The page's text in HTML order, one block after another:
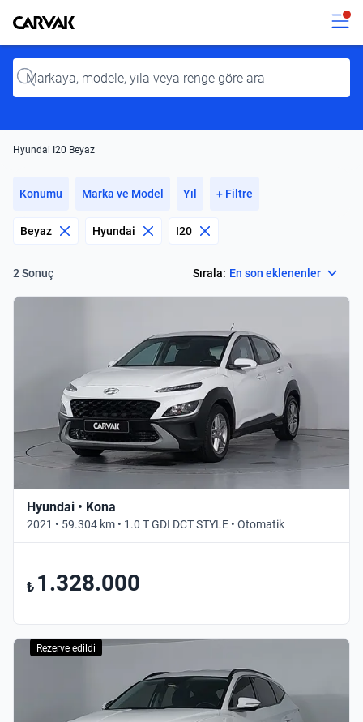
Kavak
Input
Hyundai I20 Beyaz
Konumu Marka ve Model Yıl + Filtre
Beyaz Hyundai I20
2 Sonuç Sırala: En son eklenenler
Hyundai • Kona
2021 • 59.304 km • 1.0 T GDI DCT STYLE • Otomatik
₺ 1.328.000
Rezerve edildi